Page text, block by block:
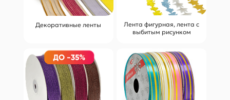
Декоративные ленты
Лента фигурная, лента с
выбитым рисунком